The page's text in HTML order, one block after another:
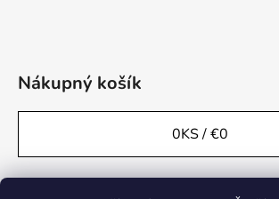
Nákupný košík
0KS /€0